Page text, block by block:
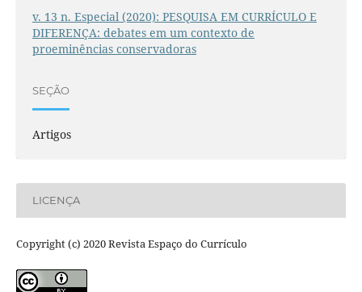
v. 13 n. Especial (2020): PESQUISA EM CURRÍCULO E
DIFERENÇA: debates em um contexto de
proeminências conservadoras
SEÇÃO
Artigos
LICENÇA
Copyright (c) 2020 Revista Espaço do Currículo